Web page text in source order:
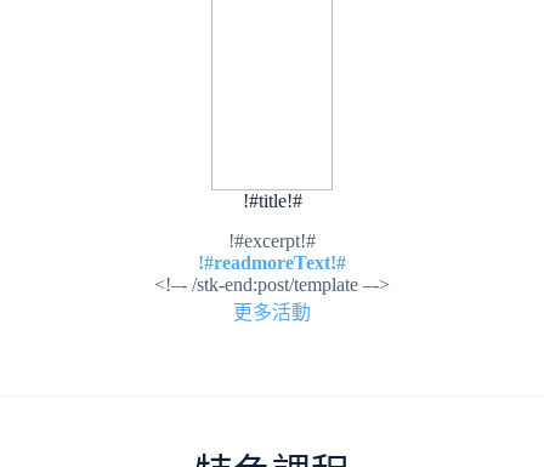
!#title!#
!#excerpt!#
!#readmoreText!#
<!–- /stk-end:post/template –->
更多活動